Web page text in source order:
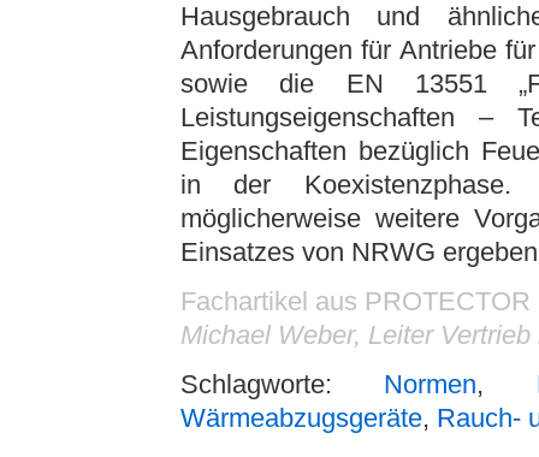
Hausgebrauch und
Anforderungen für Antriebe
sowie die EN 13551
Leistungseigenschaften –
Eigenschaften bezüglich
in der
möglicherweise weitere
Einsatzes von NRWG
Fachartikel aus
Michael Weber, Leiter
Schlagworte: Normen,
Wärmeabzugsgeräte, Rauch-